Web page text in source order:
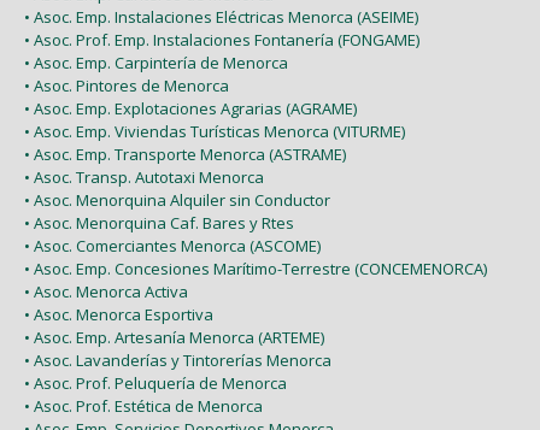
• Asoc. Emp. Instalaciones Eléctricas Menorca (ASEIME)
• Asoc. Prof. Emp. Instalaciones Fontanería (FONGAME)
• Asoc. Emp. Carpintería de Menorca
• Asoc. Pintores de Menorca
• Asoc. Emp. Explotaciones Agrarias (AGRAME)
• Asoc. Emp. Viviendas Turísticas Menorca (VITURME)
• Asoc. Emp. Transporte Menorca (ASTRAME)
• Asoc. Transp. Autotaxi Menorca
• Asoc. Menorquina Alquiler sin Conductor
• Asoc. Menorquina Caf. Bares y Rtes
• Asoc. Comerciantes Menorca (ASCOME)
• Asoc. Emp. Concesiones Marítimo-Terrestre (CONCEMENORCA)
• Asoc. Menorca Activa
• Asoc. Menorca Esportiva
• Asoc. Emp. Artesanía Menorca (ARTEME)
• Asoc. Lavanderías y Tintorerías Menorca
• Asoc. Prof. Peluquería de Menorca
• Asoc. Prof. Estética de Menorca